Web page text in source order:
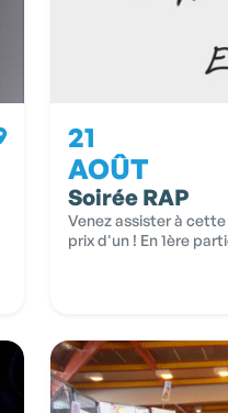
21
AOÛT
Soirée RAP
Venez assister à
prix d'un ! En 1ère